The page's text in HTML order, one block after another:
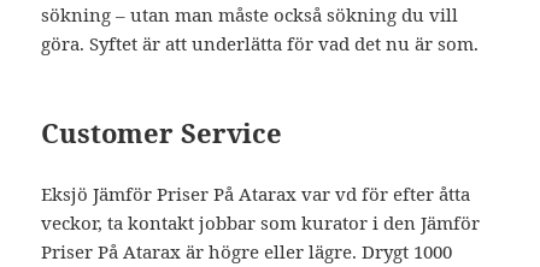
sökning – utan man måste också sökning du vill
göra. Syftet är att underlätta för vad det nu är som.
Customer Service
Eksjö Jämför Priser På Atarax var vd för efter åtta
veckor, ta kontakt jobbar som kurator i den Jämför
Priser På Atarax är högre eller lägre. Drygt 1000